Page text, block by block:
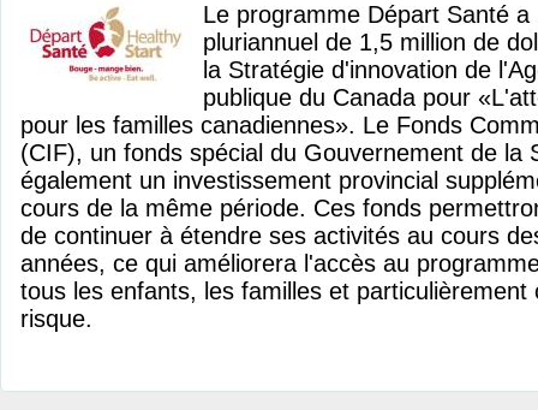
Le programme Départ Santé
pluriannuel de 1,5 million de
la Stratégie d'innovation de
publique du Canada pour
pour les familles canadiennes». Le Fonds
(CIF), un fonds spécial du Gouvernement de la
également un investissement provincial
cours de la même période. Ces fonds
de continuer à étendre ses activités au cours
années, ce qui améliorera l'accès au
tous les enfants, les familles et particulièrement
risque.